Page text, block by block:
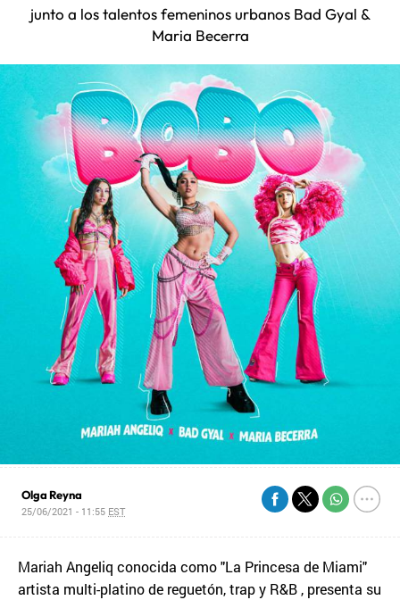
junto a los talentos femeninos urbanos Bad Gyal &
Maria Becerra
Olga Reyna
25/06/2021 - 11:55 EST
Mariah Angeliq conocida como "La Princesa de Miami"
artista multi-platino de reguetón, trap y R&B , presenta su